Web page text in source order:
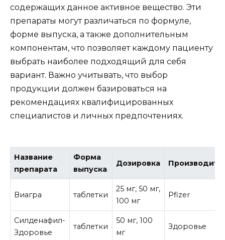
содержащих данное активное вещество. Эти
препараты могут различаться по формуле,
форме выпуска, а также дополнительным
компонентам, что позволяет каждому пациенту
выбрать наиболее подходящий для себя
вариант. Важно учитывать, что выбор
продукции должен базироваться на
рекомендациях квалифицированных
специалистов и личных предпочтениях.
Название
препарата
Форма
выпуска
Дозировка
Виагра таблетки
25 мг, 50 мг,
100 мг
Pfizer
Силденафил-
Здоровье
таблетки
50 мг, 100
мг
Здоровье